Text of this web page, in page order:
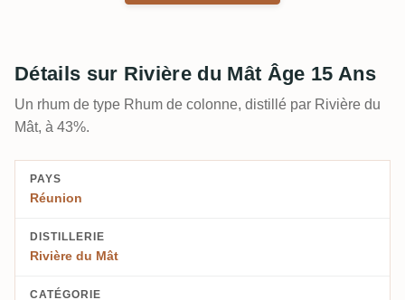
Détails sur Rivière du Mât Âge 15 Ans
Un rhum de type Rhum de colonne, distillé par Rivière du
Mât, à 43%.
PAYS
Réunion
DISTILLERIE
Rivière du Mât
CATÉGORIE